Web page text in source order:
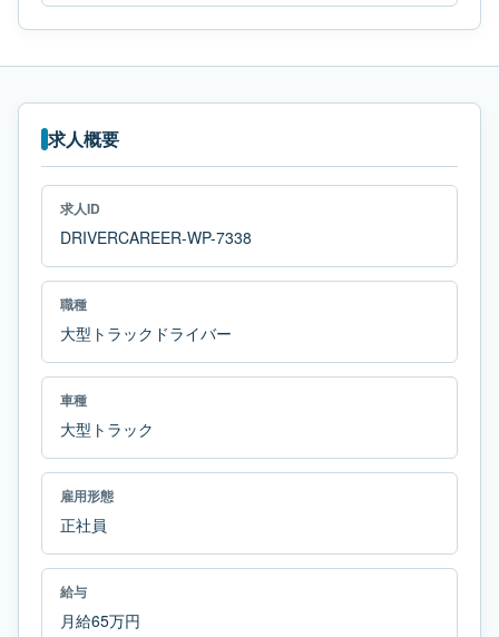
求人概要
求人ID
DRIVERCAREER-WP-7338
職種
大型トラックドライバー
車種
大型トラック
雇用形態
正社員
給与
月給65万円